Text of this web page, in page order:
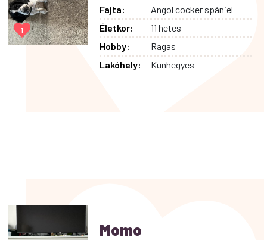
1
Fajta:
Angol cocker spániel
Életkor:
11 hetes
Hobby:
Ragas
Lakóhely:
Kunhegyes
Momo